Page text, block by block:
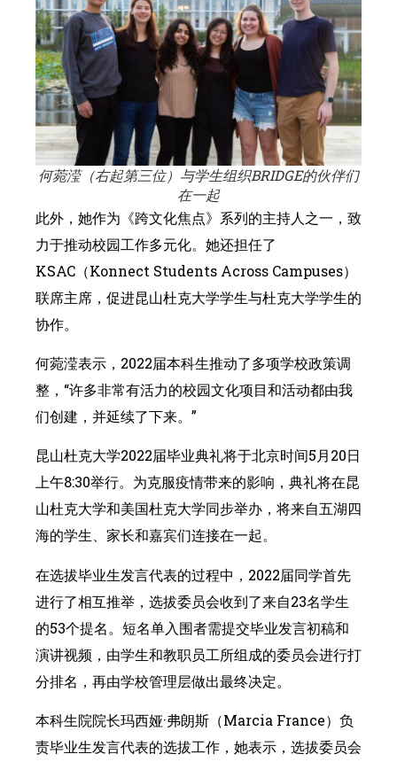
何菀滢（右起第三位）与学生组织BRIDGE的伙伴们
在一起
此外，她作为《跨文化焦点》系列的主持人之一，致
力于推动校园工作多元化。她还担任了
KSAC（Konnect Students Across Campuses）
联席主席，促进昆山杜克大学学生与杜克大学学生的
协作。
何菀滢表示，2022届本科生推动了多项学校政策调
整，“许多非常有活力的校园文化项目和活动都由我
们创建，并延续了下来。”
昆山杜克大学2022届毕业典礼将于北京时间5月20日
上午8:30举行。为克服疫情带来的影响，典礼将在昆
山杜克大学和美国杜克大学同步举办，将来自五湖四
海的学生、家长和嘉宾们连接在一起。
在选拔毕业生发言代表的过程中，2022届同学首先
进行了相互推举，选拔委员会收到了来自23名学生
的53个提名。短名单入围者需提交毕业发言初稿和
演讲视频，由学生和教职员工所组成的委员会进行打
分排名，再由学校管理层做出最终决定。
本科生院院长玛西娅·弗朗斯（Marcia France）负
责毕业生发言代表的选拔工作，她表示，选拔委员会